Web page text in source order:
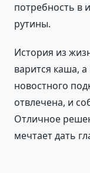
потребность в
рутины.
История из
варится каша,
новостного
отвлечена, и
Отличное
мечтает дать